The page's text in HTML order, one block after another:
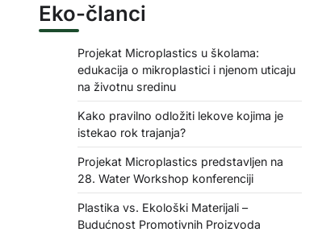
Eko-članci
Projekat Microplastics u školama:
edukacija o mikroplastici i njenom uticaju
na životnu sredinu
Kako pravilno odložiti lekove kojima je
istekao rok trajanja?
Projekat Microplastics predstavljen na
28. Water Workshop konferenciji
Plastika vs. Ekološki Materijali –
Budućnost Promotivnih Proizvoda